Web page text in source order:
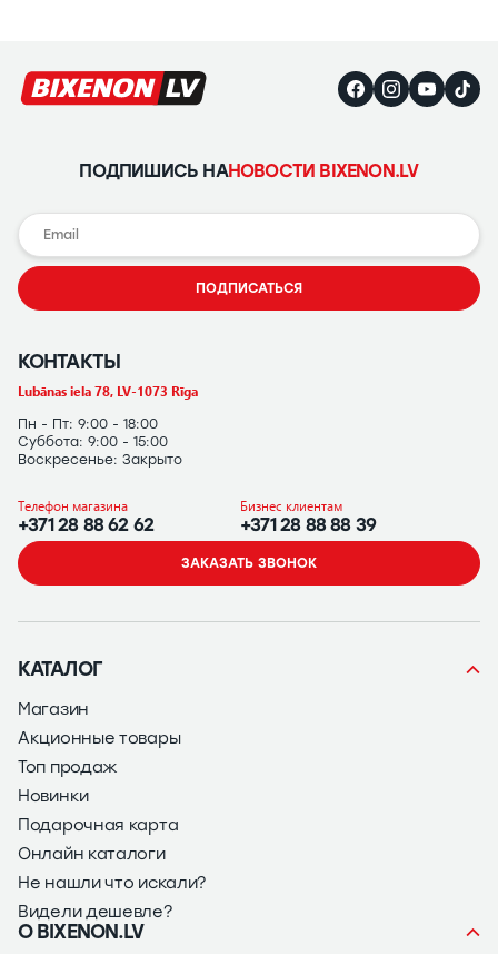
ПОДПИШИСЬ НАНОВОСТИ BIXENON.LV
ПОДПИСАТЬСЯ
КОНТАКТЫ
Lubānas iela 78, LV-1073 Rīga
Пн - Пт: 9:00 - 18:00
Суббота: 9:00 - 15:00
Воскресенье: Закрыто
Телефон магазина
+371 28 88 62 62
Бизнес клиентам
+371 28 88 88 39
ЗАКАЗАТЬ ЗВОНОК
КАТАЛОГ
Магазин
Акционные товары
Топ продаж
Новинки
Подарочная карта
Онлайн каталоги
Не нашли что искали?
Видели дешевле?
О BIXENON.LV